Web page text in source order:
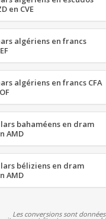
en CVE
algériens en francs
algériens en francs CFA
bahaméens en dram
AMD
béliziens en dram
AMD
Les conversions sont